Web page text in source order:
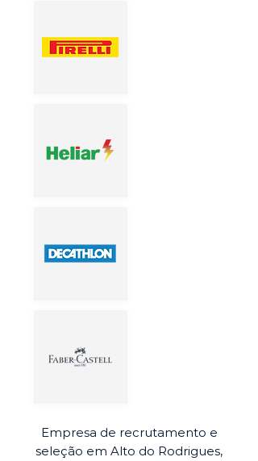
Empresa de recrutamento e
seleção em Alto do Rodrigues,